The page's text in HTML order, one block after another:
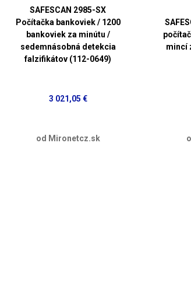
SAFESCAN 2985-SX
Počítačka bankoviek / 1200
bankoviek za minútu /
sedemnásobná detekcia
falzifikátov (112-0649)
3 021,05 €
od Mironetcz.sk
mincí